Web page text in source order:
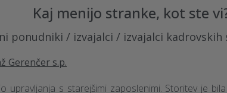
Kaj menijo stranke, kot ste
ponudniki / izvajalci / izvajalci kadrovskih
Gerenčer s.p.
upravljanja s starejšimi zaposlenimi. Storitev je